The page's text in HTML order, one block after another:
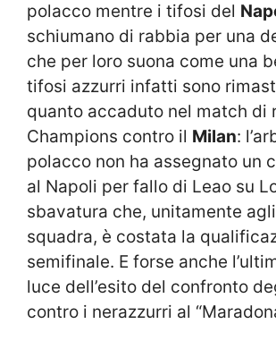
polacco mentre i tifosi del
schiumano di rabbia per una
che per loro suona come una
tifosi azzurri infatti sono
quanto accaduto nel match di
Champions contro il Milan:
polacco non ha assegnato un
al Napoli per fallo di Leao su
sbavatura che, unitamente
squadra, è costata la
semifinale. E forse anche
luce dell’esito del confronto
contro i nerazzurri al